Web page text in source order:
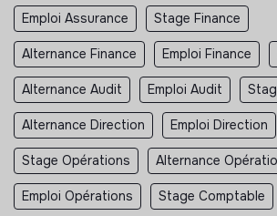
Emploi Assurance Stage Finance
Alternance Finance Emploi Finance
Alternance Audit Emploi Audit
Alternance Direction Emploi Direction
Stage Opérations Alternance
Emploi Opérations Stage Comptable